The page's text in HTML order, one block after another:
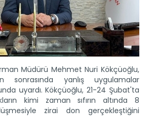
Müdürü Mehmet Nuri Kökçüoğlu,
yanlış uygulamalar
uyardı. Kökçüoğlu, 21-24 Şubat'ta
kimi zaman sıfırın altında 8
zirai don gerçekleştiğini